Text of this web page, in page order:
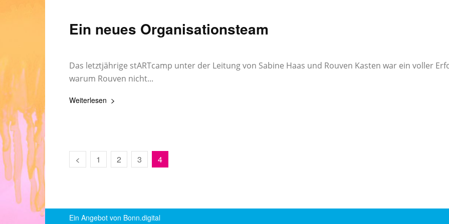
Ein neues Organisationsteam
Johannes Mirus 23. März 2015
Das letztjährige stARTcamp unter der Leitung von Sabine Haas und Rouven Kasten war ein voller
warum Rouven nicht...
Weiterlesen
1 2 3 4
Ein Angebot von Bonn.digital